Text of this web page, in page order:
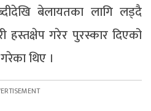
बेलायतका लागि लड्दै
हस्तक्षेप गरेर पुरस्कार दिएको
थिए ।